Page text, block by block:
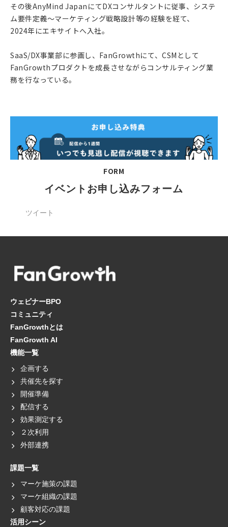
その後AnyMind JapanにてDXコンサルタントに従事、システ
ム要件定義〜マーケティング戦略設計等の経験を経て、
2024年にエキサイトへ入社。
SaaS/DX事業部に参画し、FanGrowthにて、CSMとして
FanGrowthプロダクトを成長させながらコンサルティング業
務を行なっている。
FORM
イベントお申し込みフォーム
ツイート
ウェビナーBPO
コミュニティ
FanGrowthとは
FanGrowth AI
機能一覧
企画する
共催先を探す
開催準備
配信する
効果測定する
２次利用
外部連携
課題一覧
マーケ施策の課題
マーケ組織の課題
顧客対応の課題
活用シーン